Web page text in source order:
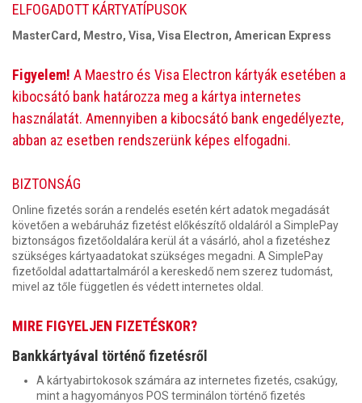
ELFOGADOTT KÁRTYATÍPUSOK
MasterCard, Mestro, Visa, Visa Electron, American Express
Figyelem! A Maestro és Visa Electron kártyák esetében a
kibocsátó bank határozza meg a kártya internetes
használatát. Amennyiben a kibocsátó bank engedélyezte,
abban az esetben rendszerünk képes elfogadni.
BIZTONSÁG
Online fizetés során a rendelés esetén kért adatok megadását
követően a webáruház fizetést előkészítő oldaláról a SimplePay
biztonságos fizetőoldalára kerül át a vásárló, ahol a fizetéshez
szükséges kártyaadatokat szükséges megadni. A SimplePay
fizetőoldal adattartalmáról a kereskedő nem szerez tudomást,
mivel az tőle független és védett internetes oldal.
MIRE FIGYELJEN FIZETÉSKOR?
Bankkártyával történő fizetésről
A kártyabirtokosok számára az internetes fizetés, csakúgy,
mint a hagyományos POS terminálon történő fizetés